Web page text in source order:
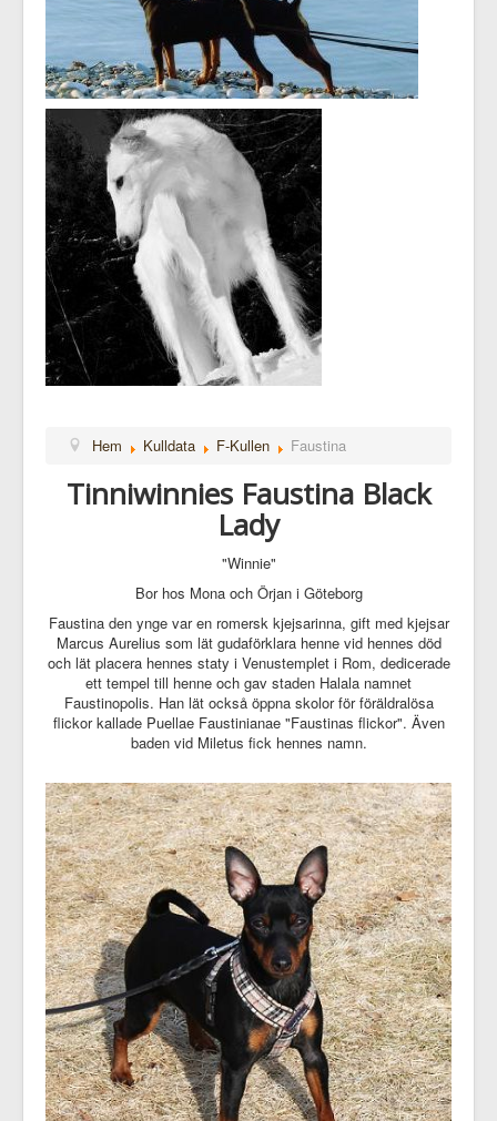
Hem Kulldata F-Kullen Faustina
Tinniwinnies Faustina Black
Lady
"Winnie"
Bor hos Mona och Örjan i Göteborg
Faustina den ynge var en romersk kjejsarinna, gift med kjejsar
Marcus Aurelius som lät gudaförklara henne vid hennes död
och lät placera hennes staty i Venustemplet i Rom, dedicerade
ett tempel till henne och gav staden Halala namnet
Faustinopolis. Han lät också öppna skolor för föräldralösa
flickor kallade Puellae Faustinianae "Faustinas flickor". Även
baden vid Miletus fick hennes namn.